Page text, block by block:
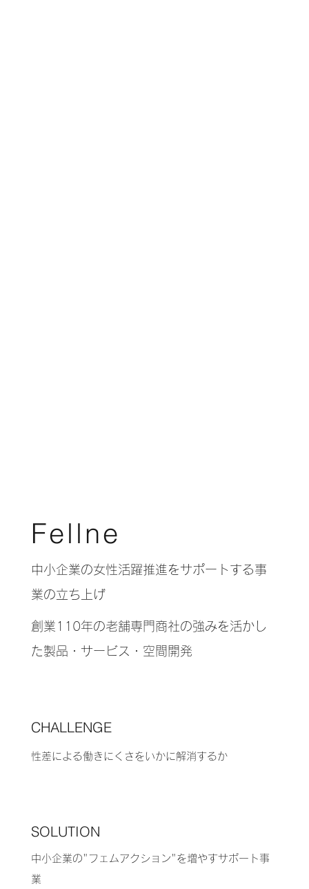
中小企業の女性活躍推進をサポートする事
業の立ち上げ
創業110年の老舗専門商社の強みを活かし
た製品・サービス・空間開発
Fellne
SOLUTION
中小企業の"フェムアクション"を増やすサポート事
業
CHALLENGE
性差による働きにくさをいかに解消するか